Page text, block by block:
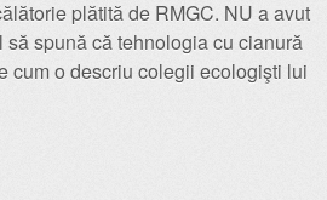
plătită de RMGC. NU a avut
să spună că tehnologia cu cianură
cum o descriu colegii ecologişti lui